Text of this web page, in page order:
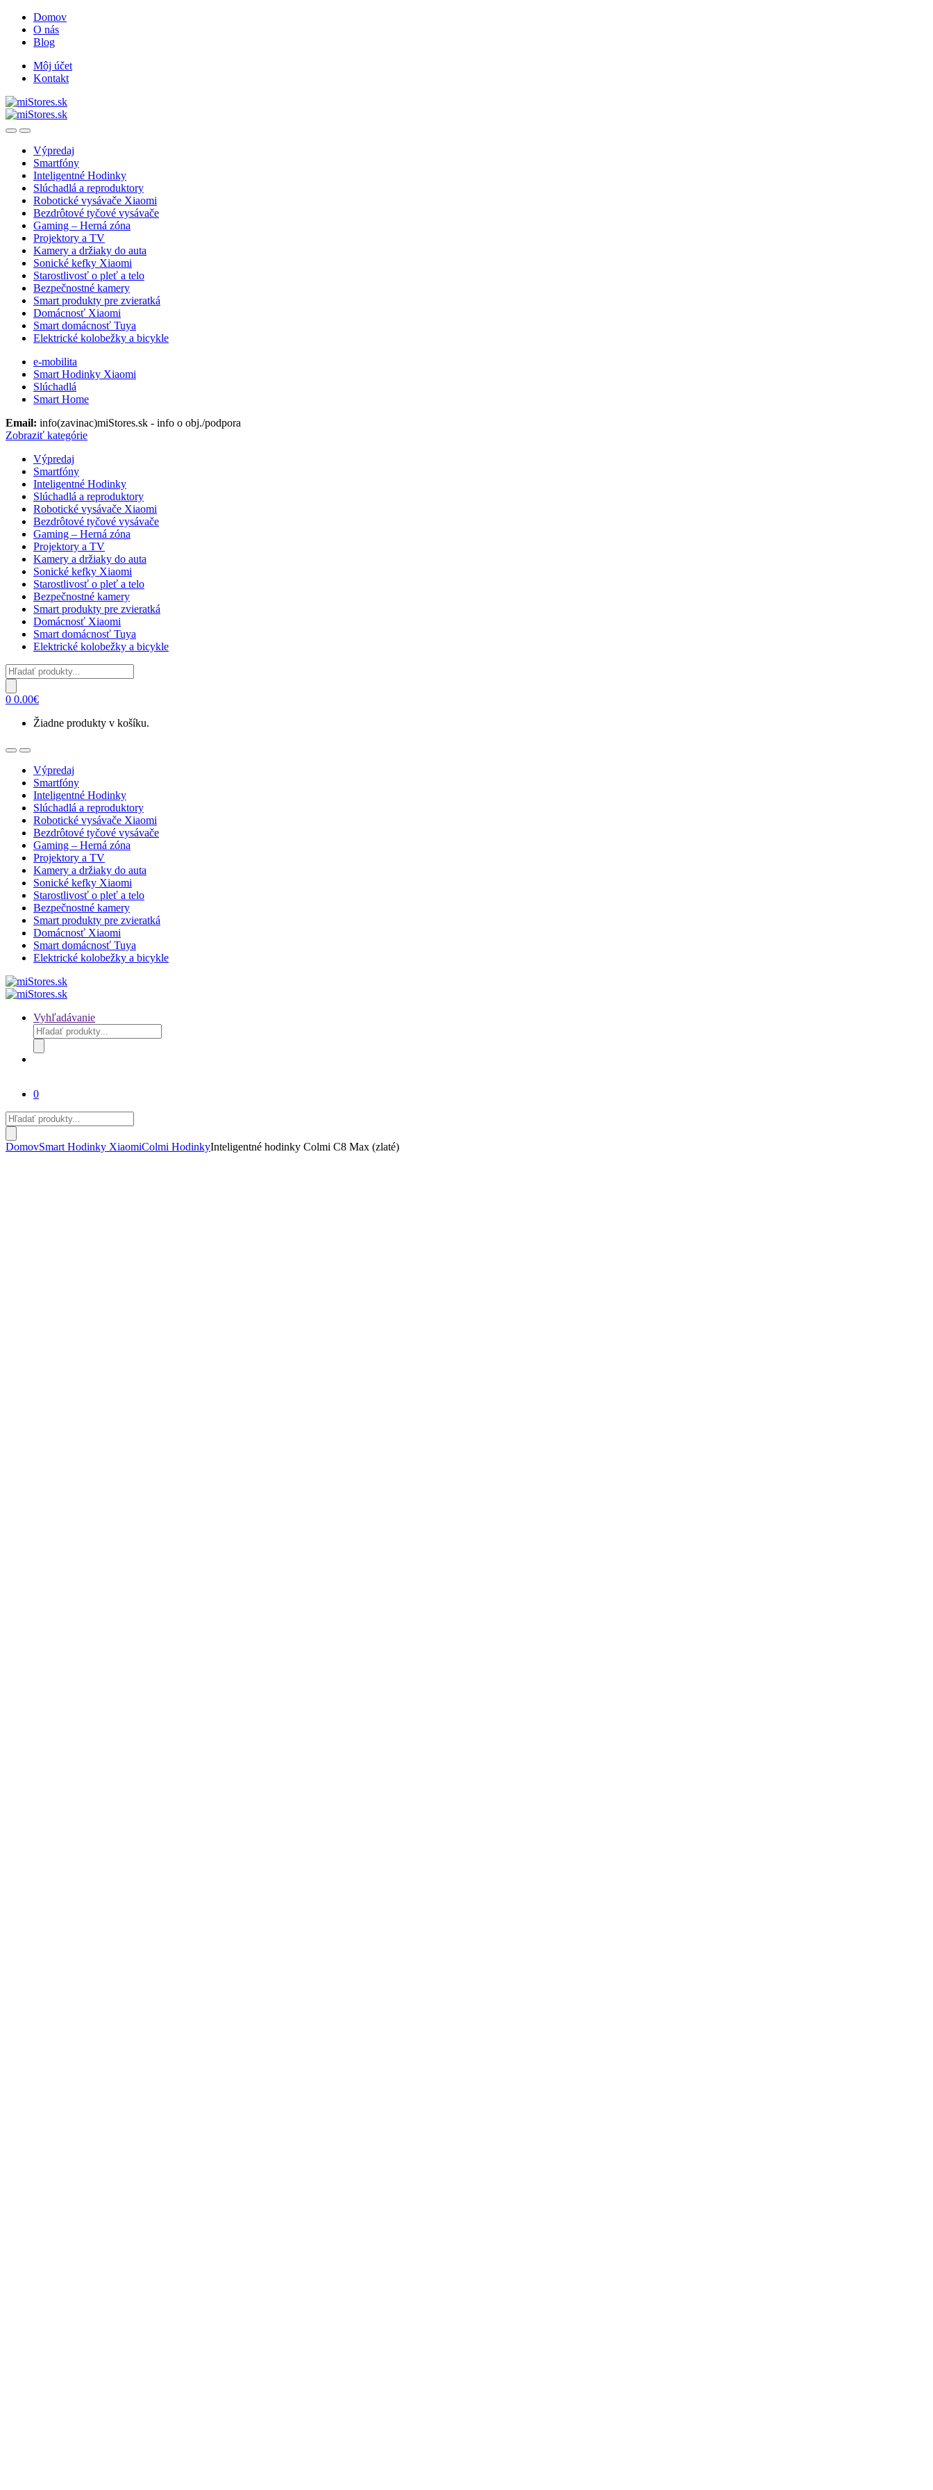
Skip
navigation
Skip
content
Domov
O nás
Blog
Môj účet
Kontakt
OpenClose
Výpredaj
Smartfóny
Inteligentné Hodinky
Slúchadlá a reproduktory
Robotické vysávače Xiaomi
Bezdrôtové tyčové vysávače
Gaming – Herná zóna
Projektory a TV
Kamery a držiaky do auta
Sonické kefky Xiaomi
Starostlivosť o pleť a telo
Bezpečnostné kamery
Smart produkty pre zvieratká
Domácnosť Xiaomi
Smart domácnosť Tuya
Elektrické kolobežky a bicykle
e-mobilita
Smart Hodinky Xiaomi
Slúchadlá
Smart Home
Email: info(zavinac)miStores.sk - info o obj./podpora
Zobraziť kategórie
Výpredaj
Smartfóny
Inteligentné Hodinky
Slúchadlá a reproduktory
Robotické vysávače Xiaomi
Bezdrôtové tyčové vysávače
Gaming – Herná zóna
Projektory a TV
Kamery a držiaky do auta
Sonické kefky Xiaomi
Starostlivosť o pleť a telo
Bezpečnostné kamery
Smart produkty pre zvieratká
Domácnosť Xiaomi
Smart domácnosť Tuya
Elektrické kolobežky a bicykle
Products
search
0 0.00€
Žiadne produkty v košíku.
OpenClose
Výpredaj
Smartfóny
Inteligentné Hodinky
Slúchadlá a reproduktory
Robotické vysávače Xiaomi
Bezdrôtové tyčové vysávače
Gaming – Herná zóna
Projektory a TV
Kamery a držiaky do auta
Sonické kefky Xiaomi
Starostlivosť o pleť a telo
Bezpečnostné kamery
Smart produkty pre zvieratká
Domácnosť Xiaomi
Smart domácnosť Tuya
Elektrické kolobežky a bicykle
Vyhľadávanie
Products
search
0
Products
search
DomovSmart Hodinky XiaomiColmi HodinkyInteligentné hodinky Colmi C8 Max (zlaté)